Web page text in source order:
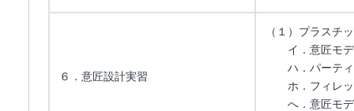
６．意匠設計実習
（１）プラスチ
イ．意匠モデ
ハ．パーテ
ホ．フィレッ
へ．意匠モデ